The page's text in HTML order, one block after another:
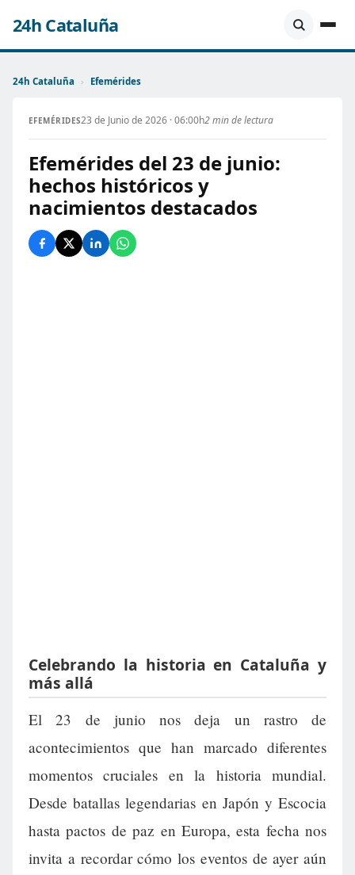
24h Cataluña
24h Cataluña › Efemérides
EFEMÉRIDES23 de Junio de 2026 · 06:00h2 min de lectura
Efemérides del 23 de junio:
hechos históricos y
nacimientos destacados
Celebrando la historia en Cataluña y
más allá
El 23 de junio nos deja un rastro de
acontecimientos que han marcado diferentes
momentos cruciales en la historia mundial.
Desde batallas legendarias en Japón y Escocia
hasta pactos de paz en Europa, esta fecha nos
invita a recordar cómo los eventos de ayer aún